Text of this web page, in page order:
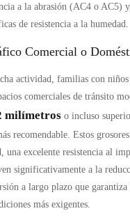
a la abrasión (AC4 o AC5)
de resistencia a la humedad.
Comercial o
actividad, familias con niños
comerciales de tránsito
milímetros o incluso
recomendable. Estos
una excelente resistencia al
significativamente a la
a largo plazo que
más exigentes.